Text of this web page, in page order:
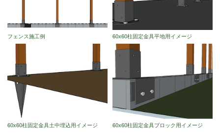
フェンス施工例 60x60柱固定金具平地用イメージ
60x60柱固定金具土中埋込用イメージ 60x60柱固定金具ブロック用イメージ